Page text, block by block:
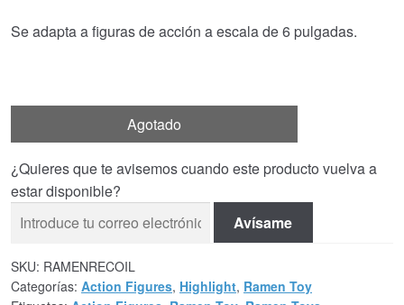
Se adapta a figuras de acción a escala de 6 pulgadas.
Agotado
¿Quieres que te avisemos cuando este producto vuelva a
estar disponible?
Avísame
SKU: RAMENRECOIL
Categorías: Action Figures, Highlight, Ramen Toy